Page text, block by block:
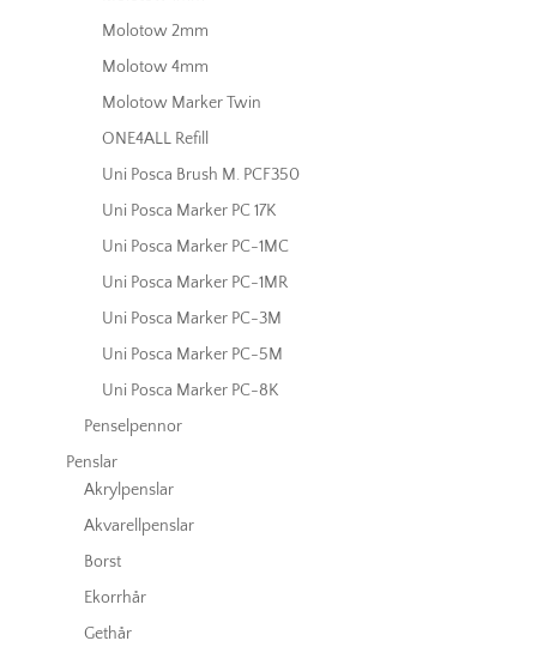
Molotow 2mm
Molotow 4mm
Molotow Marker Twin
ONE4ALL Refill
Uni Posca Brush M. PCF350
Uni Posca Marker PC 17K
Uni Posca Marker PC-1MC
Uni Posca Marker PC-1MR
Uni Posca Marker PC-3M
Uni Posca Marker PC-5M
Uni Posca Marker PC-8K
Penselpennor
Penslar
Akrylpenslar
Akvarellpenslar
Borst
Ekorrhår
Gethår